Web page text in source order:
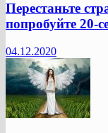
Перестаньте
попробуйте 20-
04.12.2020